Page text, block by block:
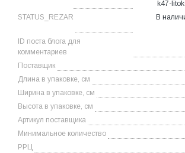
k47-
STATUS_REZAR
В
ID поста блога для
комментариев
Поставщик
Длина в упаковке, см
Ширина в упаковке, см
Высота в упаковке, см
Артикул поставщика
Минимальное количество
РРЦ